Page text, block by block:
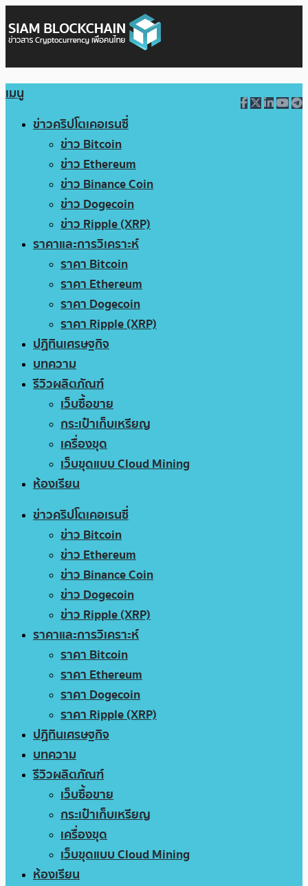
เมนู
ข่าวคริปโตเคอเรนซี่
ข่าว Bitcoin
ข่าว Ethereum
ข่าว Binance Coin
ข่าว Dogecoin
ข่าว Ripple (XRP)
ราคาและการวิเคราะห์
ราคา Bitcoin
ราคา Ethereum
ราคา Dogecoin
ราคา Ripple (XRP)
ปฏิทินเศรษฐกิจ
บทความ
รีวิวผลิตภัณฑ์
เว็บซื้อขาย
กระเป๋าเก็บเหรียญ
เครื่องขุด
เว็บขุดแบบ Cloud Mining
ห้องเรียน
ข่าวคริปโตเคอเรนซี่
ข่าว Bitcoin
ข่าว Ethereum
ข่าว Binance Coin
ข่าว Dogecoin
ข่าว Ripple (XRP)
ราคาและการวิเคราะห์
ราคา Bitcoin
ราคา Ethereum
ราคา Dogecoin
ราคา Ripple (XRP)
ปฏิทินเศรษฐกิจ
บทความ
รีวิวผลิตภัณฑ์
เว็บซื้อขาย
กระเป๋าเก็บเหรียญ
เครื่องขุด
เว็บขุดแบบ Cloud Mining
ห้องเรียน